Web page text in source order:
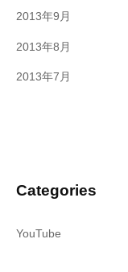
2013年9月
2013年8月
2013年7月
Categories
YouTube